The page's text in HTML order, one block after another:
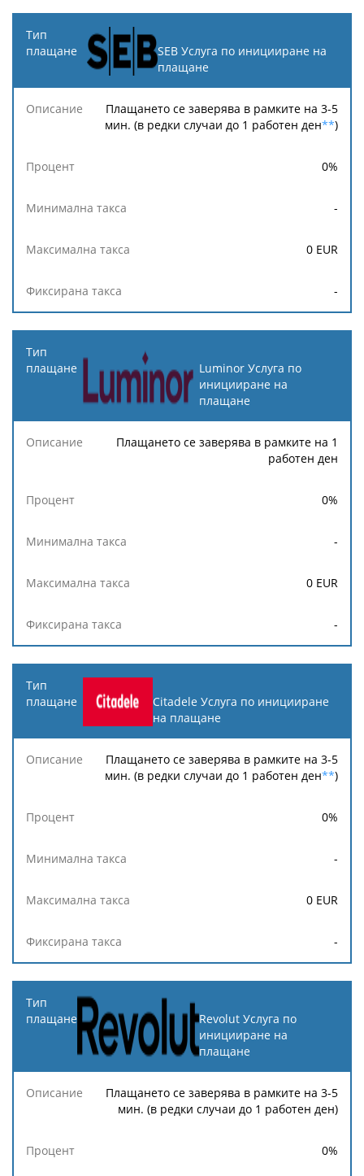
SEB Услуга по иницииране на
плащане
Плащането се заверява в рамките на 3-5
мин. (в редки случаи до 1 работен ден**)
0%
-
0 EUR
-
Luminor Услуга по
иницииране на
плащане
Плащането се заверява в рамките на 1
работен ден
0%
-
0 EUR
-
Citadele Услуга по иницииране
на плащане
Плащането се заверява в рамките на 3-5
мин. (в редки случаи до 1 работен ден**)
0%
-
0 EUR
-
Revolut Услуга по
иницииране на
плащане
Плащането се заверява в рамките на 3-5
мин. (в редки случаи до 1 работен ден)
0%